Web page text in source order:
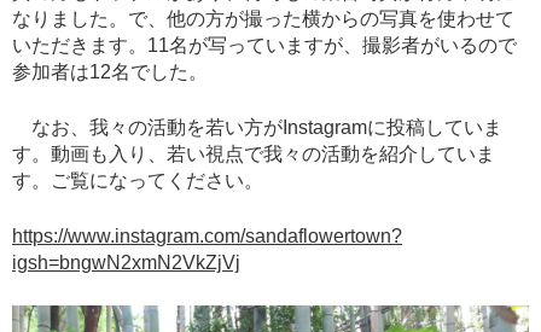
なりました。で、他の方が撮った横からの写真を使わせて
いただきます。11名が写っていますが、撮影者がいるので
参加者は12名でした。
なお、我々の活動を若い方がInstagramに投稿していま
す。動画も入り、若い視点で我々の活動を紹介していま
す。ご覧になってください。
https://www.instagram.com/sandaflowertown?
igsh=bngwN2xmN2VkZjVj